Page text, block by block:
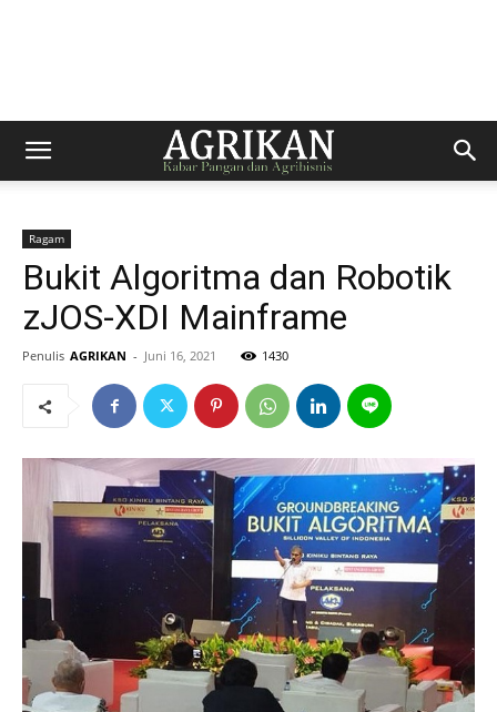
Ragam
Bukit Algoritma dan Robotik
zJOS-XDI Mainframe
Penulis AGRIKAN - Juni 16, 2021 1430